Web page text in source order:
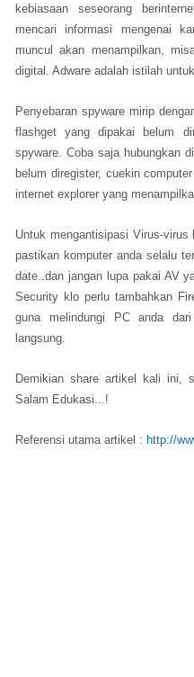
kebiasaan seseorang
mencari informasi mengenai
muncul akan menampilkan,
digital. Adware adalah istilah
Penyebaran spyware mirip
flashget yang dipakai belum
spyware. Coba saja hubungkan
belum diregister, cuekin
internet explorer yang
Untuk mengantisipasi Virus-virus
pastikan komputer anda selalu
date..dan jangan lupa pakai AV
Security klo perlu tambahkan
guna melindungi PC anda
langsung.
Demikian share artikel kali ini,
Salam Edukasi...!
Referensi utama artikel : http://